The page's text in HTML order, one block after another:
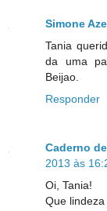
Simone
Tania
da uma
Beijao.
Responder
Caderno
2013 às
Oi, Tania!
Que